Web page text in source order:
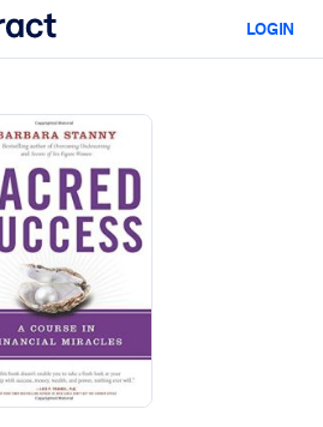
critical AI skills.
the next era of work.
learn together, solve real problems, and
LOGIN